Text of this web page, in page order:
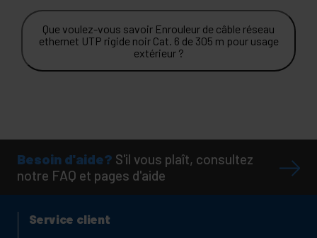
Que voulez-vous savoir Enrouleur de câble réseau
ethernet UTP rigide noir Cat. 6 de 305 m pour usage
extérieur ?
Besoin d'aide? S'il vous plaît, consultez
notre FAQ et pages d'aide
Service client